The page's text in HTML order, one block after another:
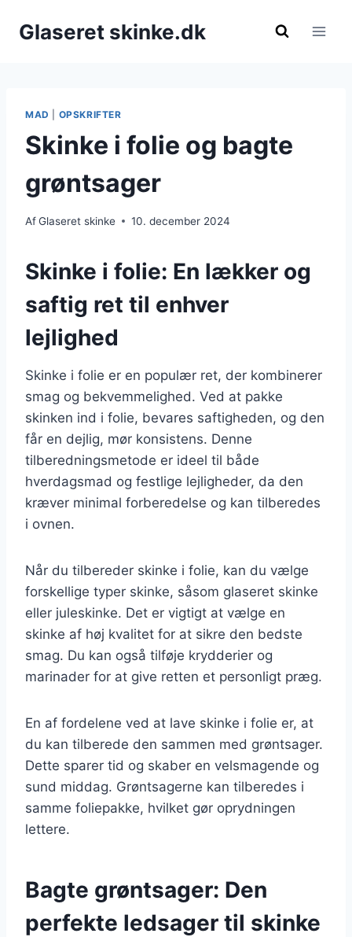
Glaseret skinke.dk
MAD OPSKRIFTER
Skinke i folie og bagte
grøntsager
AfGlaseret skinke 10. december 2024
Skinke i folie: En lækker og
saftig ret til enhver
lejlighed
Skinke i folie er en populær ret, der kombinerer
smag og bekvemmelighed. Ved at pakke
skinken ind i folie, bevares saftigheden, og den
får en dejlig, mør konsistens. Denne
tilberedningsmetode er ideel til både
hverdagsmad og festlige lejligheder, da den
kræver minimal forberedelse og kan tilberedes
i ovnen.
Når du tilbereder skinke i folie, kan du vælge
forskellige typer skinke, såsom glaseret skinke
eller juleskinke. Det er vigtigt at vælge en
skinke af høj kvalitet for at sikre den bedste
smag. Du kan også tilføje krydderier og
marinader for at give retten et personligt præg.
En af fordelene ved at lave skinke i folie er, at
du kan tilberede den sammen med grøntsager.
Dette sparer tid og skaber en velsmagende og
sund middag. Grøntsagerne kan tilberedes i
samme foliepakke, hvilket gør oprydningen
lettere.
Bagte grøntsager: Den
perfekte ledsager til skinke